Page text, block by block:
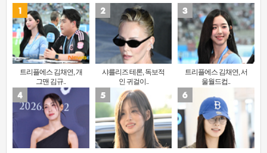
트리플에스 김채연, 개
그맨 김규..
샤를리즈 테론, 독보적
인 귀걸이..
트리플에스 김채연, 서
울월드컵..